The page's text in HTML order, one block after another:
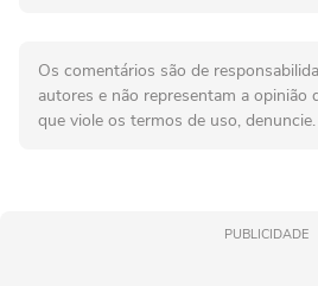
Os comentários são de
autores e não representam a opinião
que viole os termos de uso, denuncie.
PUBLICIDADE